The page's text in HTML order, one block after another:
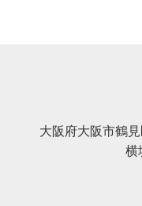
大阪府大阪市鶴
横